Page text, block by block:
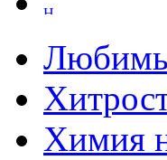
Химия